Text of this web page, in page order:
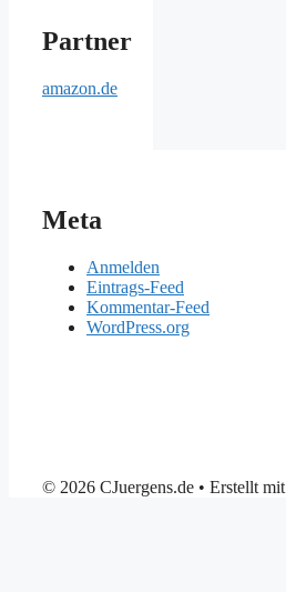
Partner
amazon.de
Meta
Anmelden
Eintrags-Feed
Kommentar-Feed
WordPress.org
© 2026 CJuergens.de • Erstellt mit